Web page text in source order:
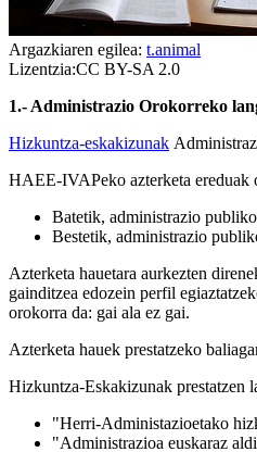
Argazkiaren egilea: t.animal
Lizentzia:CC BY-SA 2.0
1.- Administrazio Orokorreko
Hizkuntza-eskakizunak
HAEE-IVAPeko azterketa ereduak
Batetik, administrazio
Bestetik, administrazio
Azterketa hauetara aurkezten
gainditzea edozein perfil
orokorra da: gai ala ez gai.
Azterketa hauek prestatzeko
Hizkuntza-Eskakizunak prestatzen
"Herri-Administazioetako
"Administrazioa euskaraz